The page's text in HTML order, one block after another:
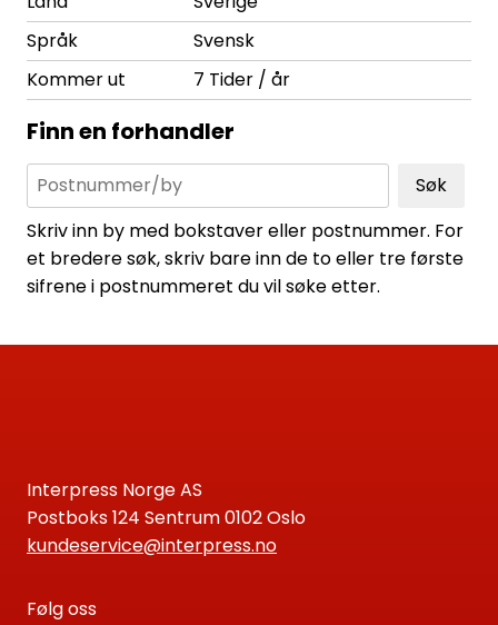
Språk
Svensk
Kommer ut
7 Tider / år
Finn en forhandler
Søk
Skriv inn by med bokstaver eller postnummer. For
et bredere søk, skriv bare inn de to eller tre første
sifrene i postnummeret du vil søke etter.
Interpress Norge AS
Postboks 124 Sentrum 0102 Oslo
kundeservice@interpress.no
Følg oss